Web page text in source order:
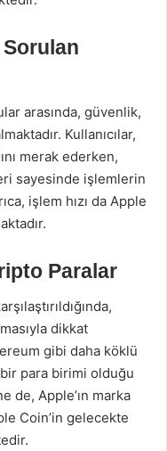
arasında, güvenlik,
Kullanıcılar,
merak ederken,
sayesinde işlemlerin
işlem hızı da Apple
Paralar
dikkat
gibi daha köklü
para birimi olduğu
de, Apple’ın marka
Coin’in gelecekte